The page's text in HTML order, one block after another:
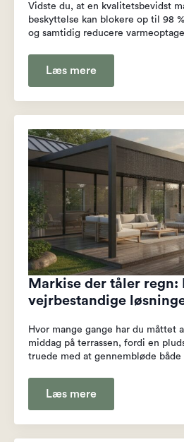
Vidste du, at en kvalitetsbevidst
beskyttelse kan blokere op til 98
og samtidig reducere
Læs mere
Markise der tåler regn:
vejrbestandige
Hvor mange gange har du måttet
middag på terrassen, fordi en
truede med at gennembløde
Læs mere